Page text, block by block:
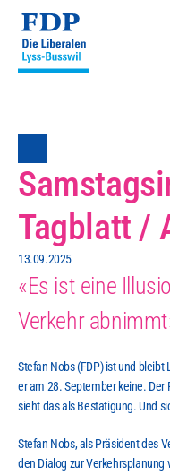
Tagblatt /
13.09.2025
«Es ist eine
Verkehr
Stefan Nobs (FDP) ist und bleibt
er am 28. September keine.
sieht das als Bestatigung. Und
Stefan Nobs, als Präsident des
den Dialog zur Verkehrsplanung